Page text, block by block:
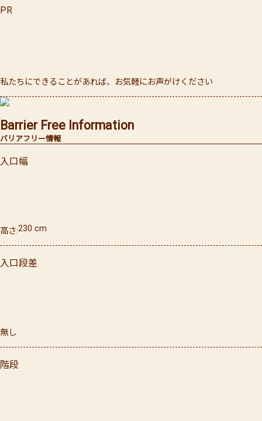
PR
私たちにできることがあれば、お気軽にお声がけください
バリアフリー情報
Barrier Free Information
入口幅
高さ 230 cm
入口段差
無し
階段